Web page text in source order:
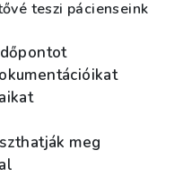
teszi pácienseink
meg